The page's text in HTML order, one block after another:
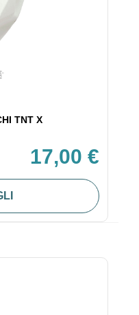
TNT X
17,00 €